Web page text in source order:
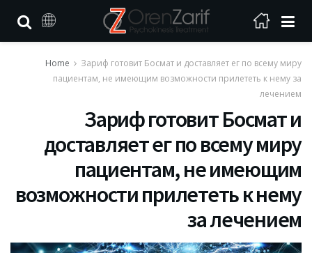
Home
Зариф готовит Босмат и доставляет ег по всему миру
пациентам, не имеющим возможности прилететь к нему за
лечением
Зариф готовит Босмат и
доставляет ег по всему миру
пациентам, не имеющим
возможности прилететь к нему
за лечением